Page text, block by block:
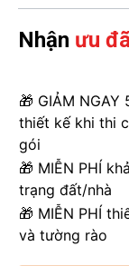
Nhận ưu
🎁 GIẢM NGAY
thiết kế khi thi
gói
🎁 MIỄN PHÍ
trạng đất/nhà
🎁 MIỄN PHÍ
và tường rào